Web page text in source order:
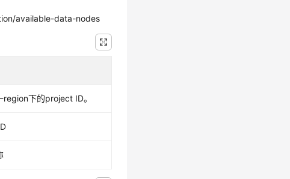
available-data-nodes
region下的project ID。